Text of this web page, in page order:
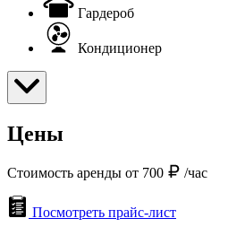
Гардероб
Кондиционер
Цены
Стоимость аренды от 700 /час
Посмотреть прайс-лист